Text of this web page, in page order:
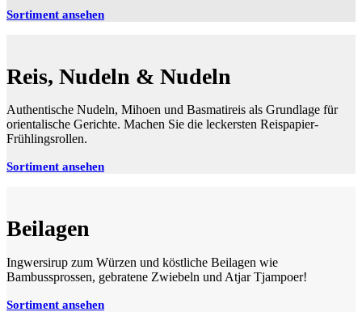
Sortiment ansehen
Reis, Nudeln & Nudeln
Authentische Nudeln, Mihoen und Basmatireis als Grundlage für
orientalische Gerichte. Machen Sie die leckersten Reispapier-
Frühlingsrollen.
Sortiment ansehen
Beilagen
Ingwersirup zum Würzen und köstliche Beilagen wie
Bambussprossen, gebratene Zwiebeln und Atjar Tjampoer!
Sortiment ansehen